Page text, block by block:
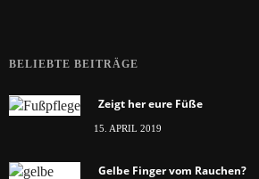
BELIEBTE BEITRÄGE
Zeigt her eure Füße
15. APRIL 2019
Gelbe Finger vom Rauchen?